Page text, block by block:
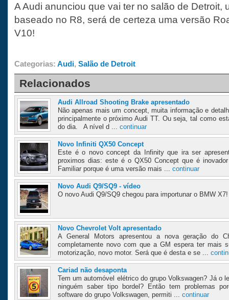
A Audi anunciou que vai ter no salão de Detroit,
baseado no R8, será de certeza uma versão
V10!
Categorias: Audi, Salão de Detroit
Relacionados
Audi Allroad Shooting Brake apresentado
Não apenas mais um concept, muita informação e
principalmente o próximo Audi TT. Ou seja, tal como
do dia. A nível d ... continuar
Novo Infiniti QX50 Concept
Este é o novo concept da Infinity que ira ser
proximos dias: este é o QX50 Concept que é
Familiar porque é uma versão mais ... continuar
Novo Audi Q9/SQ9 - vídeo
O novo Audi Q9/SQ9 chegou para importunar o BMW
Novo Chevrolet Volt apresentado
A General Motors apresentou a nova geração do
completamente novo com que a GM espera ter mais
motorização, novo motor. Será que é desta e se ...
Cariad não desaponta
Tem um automóvel elétrico do grupo Volkswagen? Já o
ninguém saber tipo bordel? Então tem problemas
software do grupo Volkswagen, permiti ... continuar